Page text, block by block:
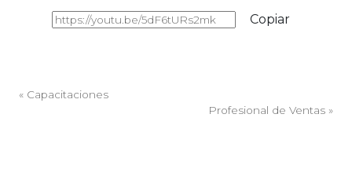
Copiar
« Capacitaciones
Profesional de Ventas »